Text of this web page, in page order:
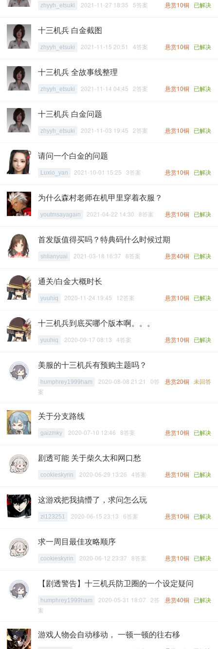
悬赏10铜 已解决
zhyyh_etsuki 2021-11-27 18:35 5答案
十三机兵 白金截图
悬赏10铜 已解决
zhyyh_etsuki 2021-11-15 20:51 4答案
十三机兵 全故事线整理
悬赏10铜 已解决
zhyyh_etsuki 2021-11-14 04:45 2答案
十三机兵 白金问题
悬赏10铜 已解决
zhyyh_etsuki 2021-11-03 19:45 2答案
请问一个白金的问题
悬赏10铜 已解决
Luxio_yan 2021-10-01 15:25 3答案
为什么森村老师在机甲里穿着衣服？
悬赏10铜 已解决
youtmsayagain 2021-04-22 14:30 8答案
首发版值得买吗？特典码什么时候过期
悬赏40铜 已解决
shlianyuai 2021-03-18 16:37 8答案
通关/白金大概时长
悬赏10铜 已解决
yuuhiq 2020-11-24 19:45 12答案
十三机兵到底买哪个版本啊。。。
悬赏10铜 已解决
yuuhiq 2020-09-17 08:13 4答案
美服的十三机兵有预购主题吗？
悬赏20铜 未回答
humphrey1999ham
2020-08-08 21:21 0答
案
关于分支路线
悬赏10铜 已解决
gaizmky 2020-07-10 12:46 8答案
剧透可能 关于柴久太和网口愁
悬赏10铜 已解决
cookieskyrin 2020-06-29 13:26 4答案
这游戏把我搞懵了，求问怎么玩
悬赏10铜 已解决
zl123251 2020-06-15 23:13 6答案
求一周目最佳攻略顺序
悬赏10铜 已解决
cookieskyrin 2020-06-12 23:37 8答案
【剧透警告】十三机兵防卫圈的一个设定疑问
悬赏40铜 已解决
humphrey1999ham
2020-05-31 18:07 2答
案
游戏人物会自动移动， 一顿一顿的往右移